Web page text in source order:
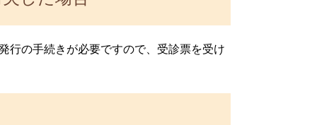
行の手続きが必要ですので、受診票を受け